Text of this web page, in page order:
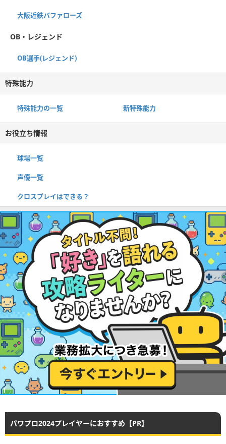
大阪近鉄バファローズ
OB・レジェンド
OB選手(レジェンド)
特殊能力
特殊能力の一覧 新特殊能力
お役立ち情報
球場一覧
声優一覧
クロスプレイはできる？
パワプロ2024プレイヤーにおすすめ【PR】